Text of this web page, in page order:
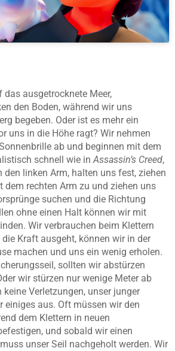
das ausgetrocknete Meer,
den Boden, während wir uns
begeben. Oder ist es mehr ein
uns in die Höhe ragt? Wir nehmen
ab und beginnen mit dem
schnell wie inAssassin’s Creed,
den linken Arm, halten uns fest, ziehen
dem rechten Arm zu und ziehen uns
suchen und die Richtung
ohne einen Halt können wir mit
Wir verbrauchen beim Klettern
Kraft ausgeht, können wir in der
machen und uns ein wenig erholen.
sollten wir abstürzen
wir stürzen nur wenige Meter ab
Verletzungen, unser junger
einiges aus. Oft müssen wir den
dem Klettern in neuen
und sobald wir einen
unser Seil nachgeholt werden. Wir